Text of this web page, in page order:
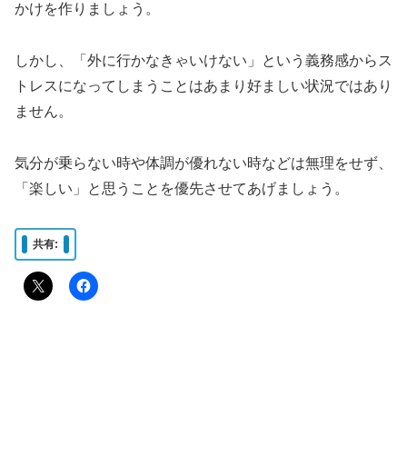
かけを作りましょう。
しかし、「外に行かなきゃいけない」という義務感からス
トレスになってしまうことはあまり好ましい状況ではあり
ません。
気分が乗らない時や体調が優れない時などは無理をせず、
「楽しい」と思うことを優先させてあげましょう。
共有: